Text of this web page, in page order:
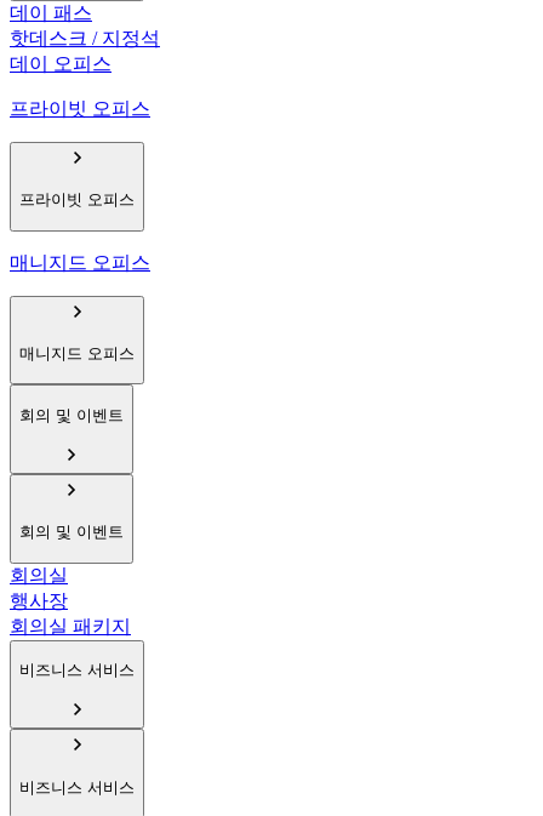
데이 패스
핫데스크 / 지정석
데이 오피스
프라이빗 오피스
프라이빗 오피스
매니지드 오피스
매니지드 오피스
회의 및 이벤트
회의 및 이벤트
회의실
행사장
회의실 패키지
비즈니스 서비스
비즈니스 서비스